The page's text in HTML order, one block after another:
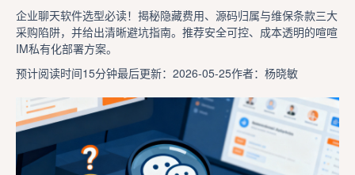
企业聊天软件选型必读！揭秘隐藏费用、源码归属与维保条款三大
采购陷阱，并给出清晰避坑指南。推荐安全可控、成本透明的喧喧
IM私有化部署方案。
预计阅读时间15分钟最后更新：2026-05-25作者：杨晓敏